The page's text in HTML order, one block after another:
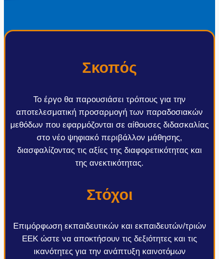
Σκοπός
Το έργο θα παρουσιάσει τρόπους για την
αποτελεσματική προσαρμογή των παραδοσιακών
μεθόδων που εφαρμόζονται σε αίθουσες διδασκαλίας
στο νέο ψηφιακό περιβάλλον μάθησης,
διασφαλίζοντας τις αξίες της διαφορετικότητας και
της ανεκτικότητας.
Στόχοι
Επιμόρφωση εκπαιδευτικών και εκπαιδευτών/τριών
ΕΕΚ ώστε να αποκτήσουν τις δεξιότητες και τις
ικανότητες για την ανάπτυξη καινοτόμων